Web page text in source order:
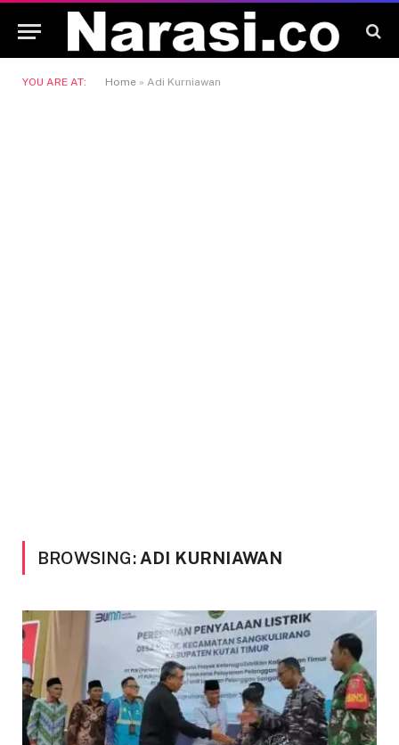
YOU ARE AT: Home » Adi Kurniawan
BROWSING: ADI KURNIAWAN